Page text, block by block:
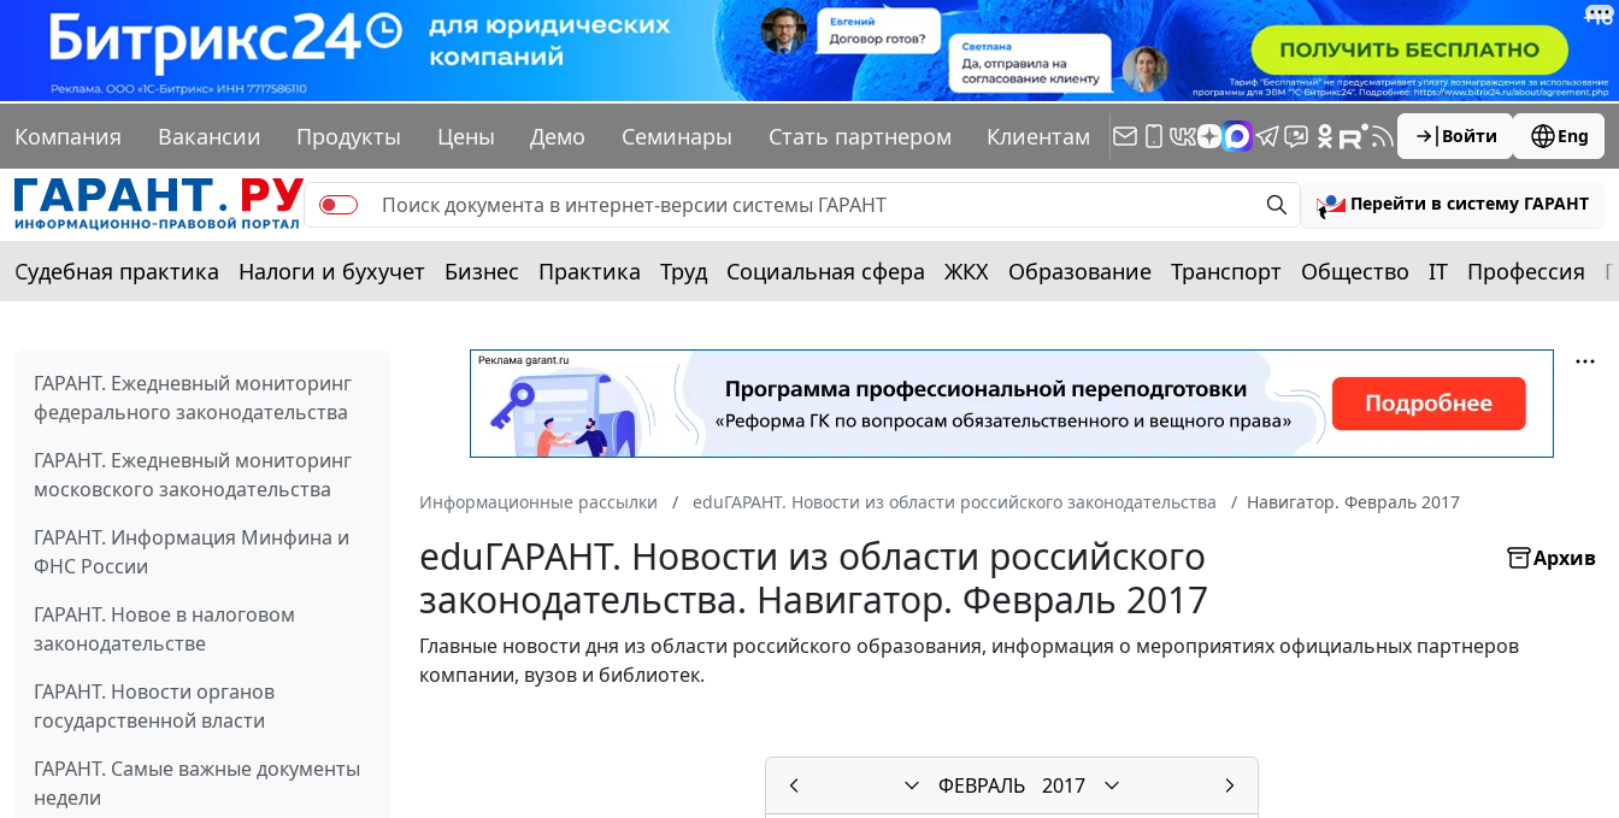
Компания Вакансии Продукты Цены Демо Семинары Стать партнером Клиентам Войти Eng
Перейти в систему ГАРАНТ
Судебная практика Налоги и бухучет Бизнес Практика Труд Социальная сфера ЖКХ Образование Транспорт Общество IT Профессия
ГАРАНТ. Ежедневный мониторинг
федерального законодательства
ГАРАНТ. Ежедневный мониторинг
московского законодательства
ГАРАНТ. Информация Минфина и
ФНС России
ГАРАНТ. Новое в налоговом
законодательстве
ГАРАНТ. Новости органов
государственной власти
ГАРАНТ. Самые важные документы
недели
Информационные рассылки eduГАРАНТ. Новости из области российского законодательства Навигатор. Февраль 2017
eduГАРАНТ. Новости из области российского
законодательства. Навигатор. Февраль 2017
Архив
Главные новости дня из области российского образования, информация о мероприятиях официальных партнеров
компании, вузов и библиотек.
ФЕВРАЛЬ
2017